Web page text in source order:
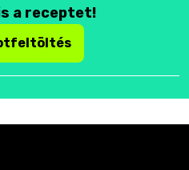
a receptet!